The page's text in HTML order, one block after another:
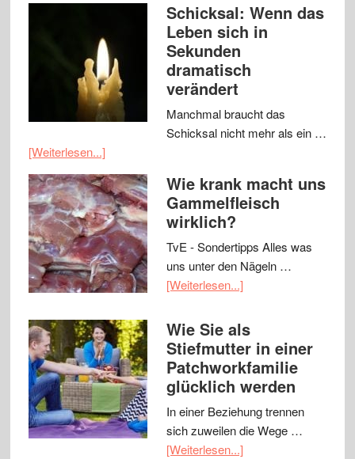
Schicksal: Wenn das
Leben sich in
Sekunden
dramatisch
verändert
Manchmal braucht das
Schicksal nicht mehr als ein …
[Weiterlesen...]
Wie krank macht uns
Gammelfleisch
wirklich?
TvE - Sondertipps Alles was
uns unter den Nägeln …
[Weiterlesen...]
Wie Sie als
Stiefmutter in einer
Patchworkfamilie
glücklich werden
In einer Beziehung trennen
sich zuweilen die Wege …
[Weiterlesen...]